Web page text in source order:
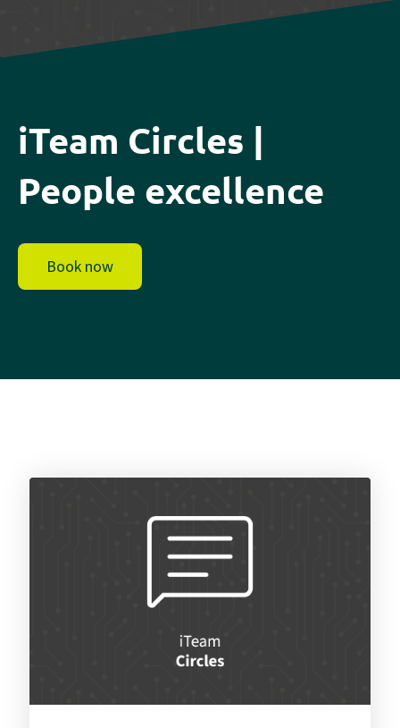
iTeam Circles |
People excellence
Book now